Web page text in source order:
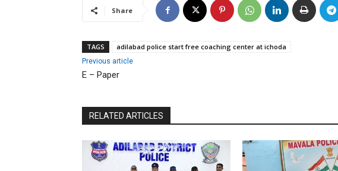
Share
TAGS adilabad police start free coaching center at ichoda
Previous article
E – Paper
RELATED ARTICLES